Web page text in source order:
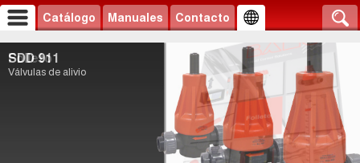
Catálogo Manuales Contacto
SDD 911
Válvulas de alivio
Folleto